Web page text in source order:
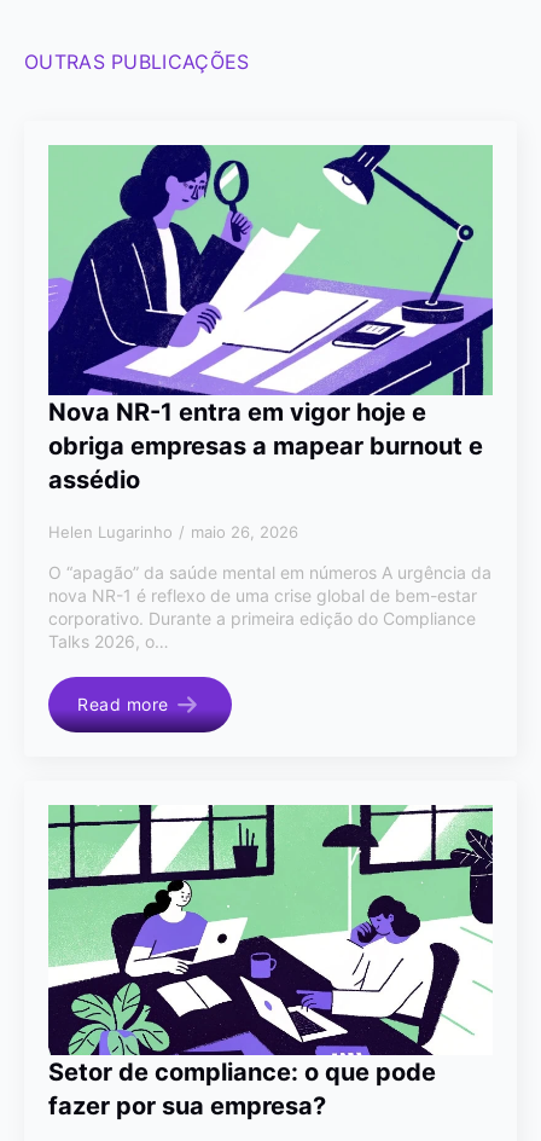
OUTRAS PUBLICAÇÕES
Nova NR-1 entra em vigor hoje e
obriga empresas a mapear burnout e
assédio
Helen Lugarinho maio 26, 2026
O “apagão” da saúde mental em números A urgência da
nova NR-1 é reflexo de uma crise global de bem-estar
corporativo. Durante a primeira edição do Compliance
Talks 2026, o…
Read more
Setor de compliance: o que pode
fazer por sua empresa?